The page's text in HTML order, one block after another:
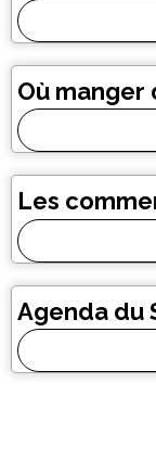
Où manger
Les
Agenda du